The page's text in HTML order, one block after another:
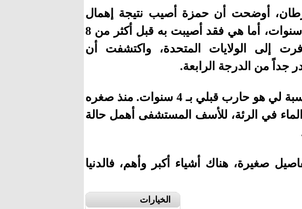
أوضحت أن حمزة أصيب نتيجة إهمال
طبي وهو صغير، وحاربه لمدة أربع سنوات، أما هي فقد أصيبت به قبل أكثر من 8
إلى الولايات المتحدة، واكتشفت أن
جداً من الدرجة الرابعة.
وقالت: “حمزة”، كان كل شيء بالنسبة لي هو حارب قبلي بـ 4 سنوات. منذ صغره
في الرئة، للأسف المستشفى أهمل حالة
صغيرة، هناك أشياء أكبر وأهم، فالدنيا
الخيارات